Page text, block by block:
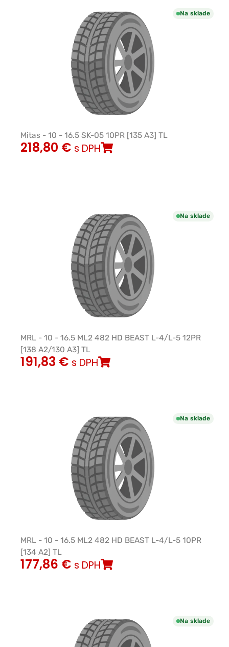
Na sklade
Mitas - 10 - 16.5 SK-05 10PR [135 A3] TL
218,80 € s DPH
Na sklade
MRL - 10 - 16.5 ML2 482 HD BEAST L-4/L-5 12PR
[138 A2/130 A3] TL
191,83 € s DPH
Na sklade
MRL - 10 - 16.5 ML2 482 HD BEAST L-4/L-5 10PR
[134 A2] TL
177,86 € s DPH
Na sklade